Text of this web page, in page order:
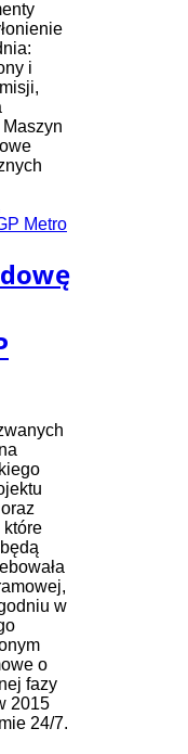
i
które
w
o
fazy
2015
24/7.